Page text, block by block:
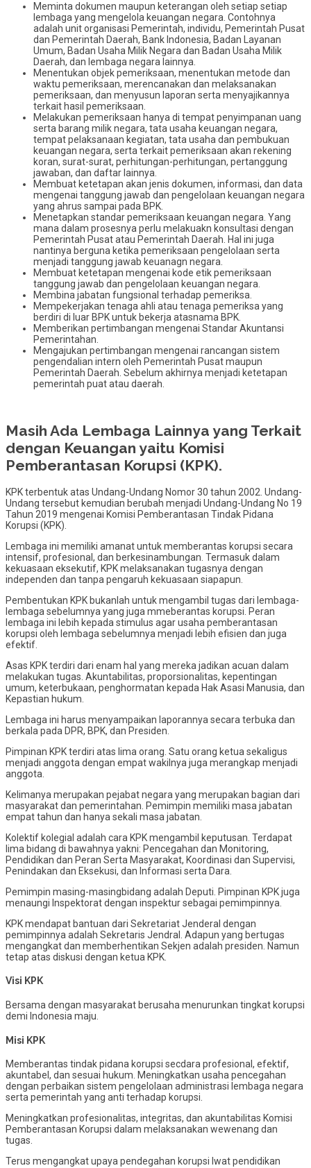
Meminta dokumen maupun keterangan oleh setiap setiap
lembaga yang mengelola keuangan negara. Contohnya
adalah unit organisasi Pemerintah, individu, Pemerintah Pusat
dan Pemerintah Daerah, Bank Indonesia, Badan Layanan
Umum, Badan Usaha Milik Negara dan Badan Usaha Milik
Daerah, dan lembaga negara lainnya.
Menentukan objek pemeriksaan, menentukan metode dan
waktu pemeriksaan, merencanakan dan melaksanakan
pemeriksaan, dan menyusun laporan serta menyajikannya
terkait hasil pemeriksaan.
Melakukan pemeriksaan hanya di tempat penyimpanan uang
serta barang milik negara, tata usaha keuangan negara,
tempat pelaksanaan kegiatan, tata usaha dan pembukuan
keuangan negara, serta terkait pemeriksaan akan rekening
koran, surat-surat, perhitungan-perhitungan, pertanggung
jawaban, dan daftar lainnya.
Membuat ketetapan akan jenis dokumen, informasi, dan data
mengenai tanggung jawab dan pengelolaan keuangan negara
yang ahrus sampai pada BPK.
Menetapkan standar pemeriksaan keuangan negara. Yang
mana dalam prosesnya perlu melakuakn konsultasi dengan
Pemerintah Pusat atau Pemerintah Daerah. Hal ini juga
nantinya berguna ketika pemeriksaan pengelolaan serta
menjadi tanggung jawab keuanagn negara.
Membuat ketetapan mengenai kode etik pemeriksaan
tanggung jawab dan pengelolaan keuangan negara.
Membina jabatan fungsional terhadap pemeriksa.
Mempekerjakan tenaga ahli atau tenaga pemeriksa yang
berdiri di luar BPK untuk bekerja atasnama BPK.
Memberikan pertimbangan mengenai Standar Akuntansi
Pemerintahan.
Mengajukan pertimbangan mengenai rancangan sistem
pengendalian intern oleh Pemerintah Pusat maupun
Pemerintah Daerah. Sebelum akhirnya menjadi ketetapan
pemerintah puat atau daerah.
Masih Ada Lembaga Lainnya yang Terkait
dengan Keuangan yaitu Komisi
Pemberantasan Korupsi (KPK).
KPK terbentuk atas Undang-Undang Nomor 30 tahun 2002. Undang-
Undang tersebut kemudian berubah menjadi Undang-Undang No 19
Tahun 2019 mengenai Komisi Pemberantasan Tindak Pidana
Korupsi (KPK).
Lembaga ini memiliki amanat untuk memberantas korupsi secara
intensif, profesional, dan berkesinambungan. Termasuk dalam
kekuasaan eksekutif, KPK melaksanakan tugasnya dengan
independen dan tanpa pengaruh kekuasaan siapapun.
Pembentukan KPK bukanlah untuk mengambil tugas dari lembaga-
lembaga sebelumnya yang juga mmeberantas korupsi. Peran
lembaga ini lebih kepada stimulus agar usaha pemberantasan
korupsi oleh lembaga sebelumnya menjadi lebih efisien dan juga
efektif.
Asas KPK terdiri dari enam hal yang mereka jadikan acuan dalam
melakukan tugas. Akuntabilitas, proporsionalitas, kepentingan
umum, keterbukaan, penghormatan kepada Hak Asasi Manusia, dan
Kepastian hukum.
Lembaga ini harus menyampaikan laporannya secara terbuka dan
berkala pada DPR, BPK, dan Presiden.
Pimpinan KPK terdiri atas lima orang. Satu orang ketua sekaligus
menjadi anggota dengan empat wakilnya juga merangkap menjadi
anggota.
Kelimanya merupakan pejabat negara yang merupakan bagian dari
masyarakat dan pemerintahan. Pemimpin memiliki masa jabatan
empat tahun dan hanya sekali masa jabatan.
Kolektif kolegial adalah cara KPK mengambil keputusan. Terdapat
lima bidang di bawahnya yakni: Pencegahan dan Monitoring,
Pendidikan dan Peran Serta Masyarakat, Koordinasi dan Supervisi,
Penindakan dan Eksekusi, dan Informasi serta Dara.
Pemimpin masing-masingbidang adalah Deputi. Pimpinan KPK juga
menaungi Inspektorat dengan inspektur sebagai pemimpinnya.
KPK mendapat bantuan dari Sekretariat Jenderal dengan
pemimpinnya adalah Sekretaris Jendral. Adapun yang bertugas
mengangkat dan memberhentikan Sekjen adalah presiden. Namun
tetap atas diskusi dengan ketua KPK.
Visi KPK
Bersama dengan masyarakat berusaha menurunkan tingkat korupsi
demi Indonesia maju.
Misi KPK
Memberantas tindak pidana korupsi secdara profesional, efektif,
akuntabel, dan sesuai hukum. Meningkatkan usaha pencegahan
dengan perbaikan sistem pengelolaan administrasi lembaga negara
serta pemerintah yang anti terhadap korupsi.
Meningkatkan profesionalitas, integritas, dan akuntabilitas Komisi
Pemberantasan Korupsi dalam melaksanakan wewenang dan
tugas.
Terus mengangkat upaya pendegahan korupsi lwat pendidikan